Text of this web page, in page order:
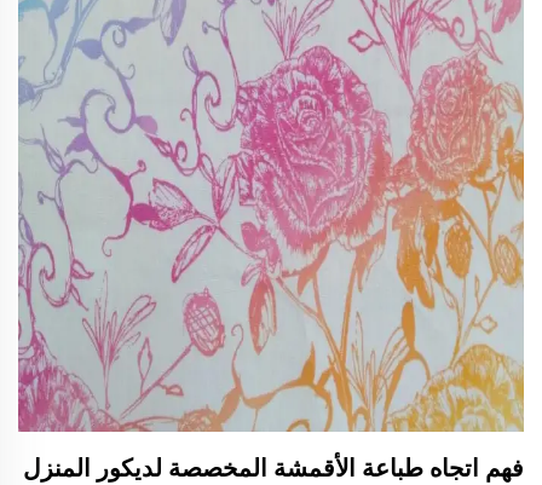
فهم اتجاه طباعة الأقمشة المخصصة لديكور المنزل